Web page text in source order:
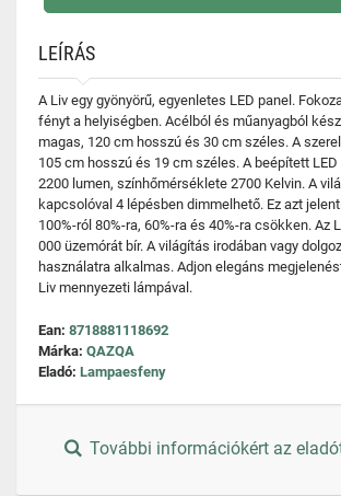
LEÍRÁS
A Liv egy gyönyörű, egyenletes LED panel.
fényt a helyiségben. Acélból és műanyagból
magas, 120 cm hosszú és 30 cm széles. A
105 cm hosszú és 19 cm széles. A beépített
2200 lumen, színhőmérséklete 2700 Kelvin. A
kapcsolóval 4 lépésben dimmelhető. Ez azt
100%-ról 80%-ra, 60%-ra és 40%-ra csökken. Az
000 üzemórát bír. A világítás irodában vagy
használatra alkalmas. Adjon elegáns
Liv mennyezeti lámpával.
Ean: 8718881118692
Márka: QAZQA
Eladó: Lampaesfeny
További információkért az